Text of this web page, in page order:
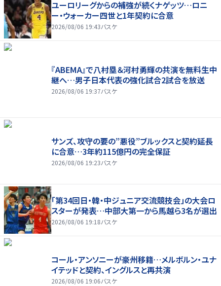
ユーロリーグからの補強が続くナゲッツ…ロニ
ー・ウォーカー四世と1年契約に合意
2026/08/06 19:43バスケ
『ABEMA』で八村塁＆河村勇輝の共演を無料生中
継へ…男子日本代表の強化試合2試合を放送
2026/08/06 19:37バスケ
サンズ、攻守の要の”悪役”ブルックスと契約延長
に合意…3年約115億円の完全保証
2026/08/06 19:23バスケ
「第34回日・韓・中ジュニア交流競技会」の大会ロ
スターが発表…中部大第一から馬越ら3名が選出
2026/08/06 19:18バスケ
コール・アンソニーが豪州移籍…メルボルン・ユナ
イテッドと契約、イングルスと再共演
2026/08/06 19:06バスケ